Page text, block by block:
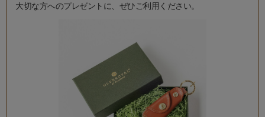
大切な方へのプレゼントに、ぜひご利用ください。